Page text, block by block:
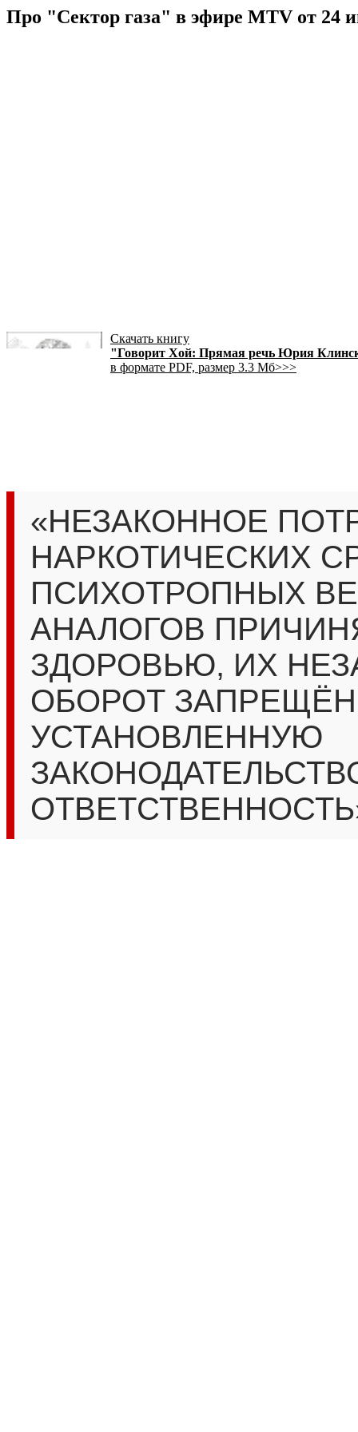
Про "Сектор газа" в эфире MTV от 24
Скачать книгу
"Говорит Хой: Прямая речь Юрия
в формате PDF, размер 3.3 Мб>>>
«НЕЗАКОННОЕ
НАРКОТИЧЕСКИХ
ПСИХОТРОПНЫХ
АНАЛОГОВ
ЗДОРОВЬЮ, ИХ
ОБОРОТ
УСТАНОВЛЕННУЮ